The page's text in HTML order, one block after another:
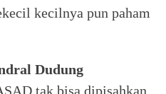
kecilnya pun paham
Dudung
tak bisa dipisahkan